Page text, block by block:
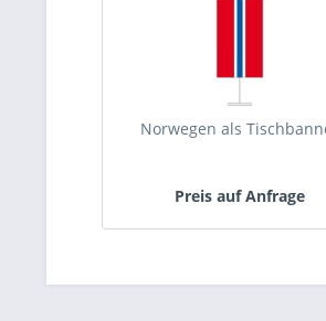
Norwegen als
Preis auf Anfrage